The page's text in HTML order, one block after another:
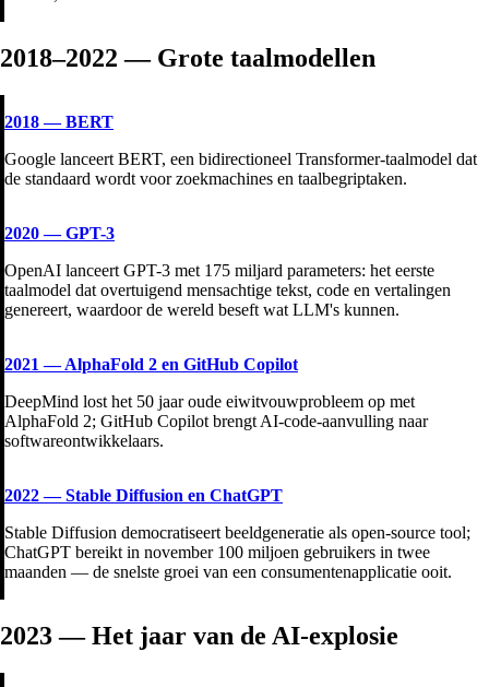
2018–2022 — Grote taalmodellen
2018—BERT
Google lanceert BERT, een bidirectioneel Transformer-taalmodel dat
de standaard wordt voor zoekmachines en taalbegriptaken.
2020—GPT-3
OpenAI lanceert GPT-3 met 175 miljard parameters: het eerste
taalmodel dat overtuigend mensachtige tekst, code en vertalingen
genereert, waardoor de wereld beseft wat LLM's kunnen.
2021 —AlphaFold 2 en GitHub Copilot
DeepMind lost het 50 jaar oude eiwitvouwprobleem op met
AlphaFold 2; GitHub Copilot brengt AI-code-aanvulling naar
softwareontwikkelaars.
2022—Stable Diffusion en ChatGPT
Stable Diffusion democratiseert beeldgeneratie als open-source tool;
ChatGPT bereikt in november 100 miljoen gebruikers in twee
maanden — de snelste groei van een consumentenapplicatie ooit.
2023 — Het jaar van de AI-explosie